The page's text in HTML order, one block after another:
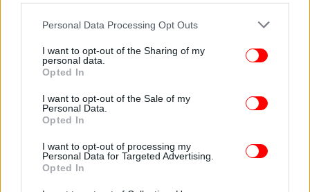
Please note that this website/app uses one or more Google
not limited to your visit or usage behaviour. You may click to
grant or deny consent to Google and its third-party tags to
use your data for below specified purposes in below Google
consent section.
Personal Data Processing Opt Outs
I want to opt-out of the Sharing of my
personal data.
Opted In
I want to opt-out of the Sale of my
Personal Data.
Opted In
I want to opt-out of processing my
Personal Data for Targeted Advertising.
Opted In
ΚΟΣΜΟΣ 24/08/2025 23:11
Ισραήλ: Προ των πυλών της πόλης της Γάζας o